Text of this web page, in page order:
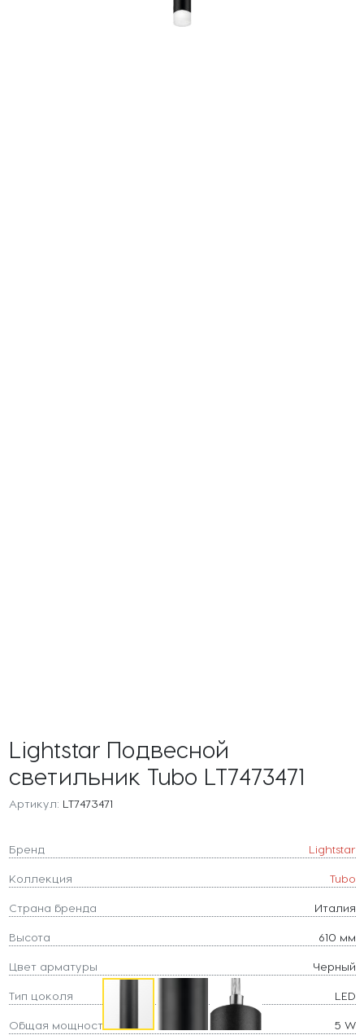
Lightstar Подвесной
светильник Tubo LT7473471
Артикул: LT7473471
Бренд Lightstar
Коллекция Tubo
Страна бренда Италия
Высота 610 мм
Цвет арматуры Черный
Тип цоколя LED
Общая мощность 5 W